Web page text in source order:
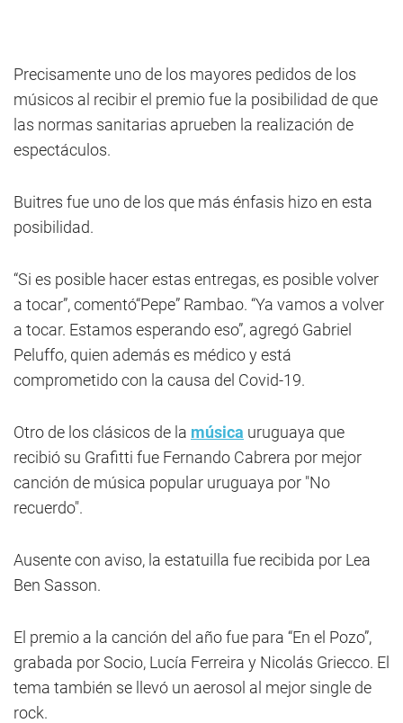
Precisamente uno de los mayores pedidos de los
músicos al recibir el premio fue la posibilidad de que
las normas sanitarias aprueben la realización de
espectáculos.
Buitres fue uno de los que más énfasis hizo en esta
posibilidad.
“Si es posible hacer estas entregas, es posible volver
a tocar”, comentó“Pepe” Rambao. “Ya vamos a volver
a tocar. Estamos esperando eso”, agregó Gabriel
Peluffo, quien además es médico y está
comprometido con la causa del Covid-19.
Otro de los clásicos de la música uruguaya que
recibió su Grafitti fue Fernando Cabrera por mejor
canción de música popular uruguaya por "No
recuerdo".
Ausente con aviso, la estatuilla fue recibida por Lea
Ben Sasson.
El premio a la canción del año fue para “En el Pozo”,
grabada por Socio, Lucía Ferreira y Nicolás Griecco. El
tema también se llevó un aerosol al mejor single de
rock.